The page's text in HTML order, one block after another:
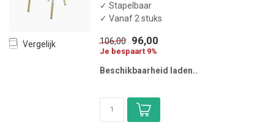
Vergelijk
✓ Stapelbaar
✓ Vanaf 2 stuks
106,00 96,00
Je bespaart 9%
Beschikbaarheid laden..